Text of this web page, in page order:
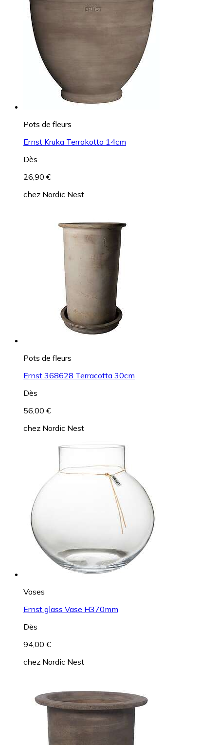
Pots de fleurs
Ernst Kruka Terrakotta 14cm
Dès
26,90 €
chez Nordic Nest
Pots de fleurs
Ernst 368628 Terracotta 30cm
Dès
56,00 €
chez Nordic Nest
Vases
Ernst glass Vase H370mm
Dès
94,00 €
chez Nordic Nest